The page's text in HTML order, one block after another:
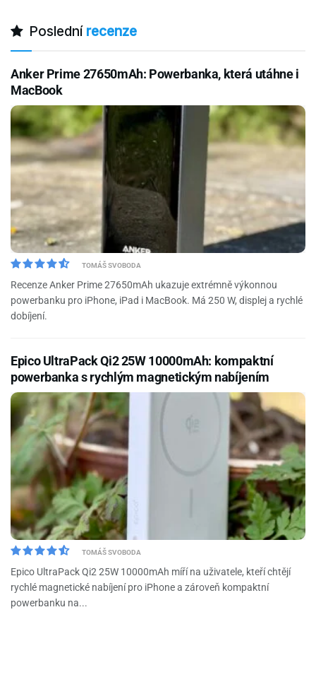
Poslední recenze
Anker Prime 27650mAh: Powerbanka, která utáhne i
MacBook
TOMÁŠ SVOBODA
Recenze Anker Prime 27650mAh ukazuje extrémně výkonnou
powerbanku pro iPhone, iPad i MacBook. Má 250 W, displej a rychlé
dobíjení.
Epico UltraPack Qi2 25W 10000mAh: kompaktní
powerbanka s rychlým magnetickým nabíjením
TOMÁŠ SVOBODA
Epico UltraPack Qi2 25W 10000mAh míří na uživatele, kteří chtějí
rychlé magnetické nabíjení pro iPhone a zároveň kompaktní
powerbanku na...